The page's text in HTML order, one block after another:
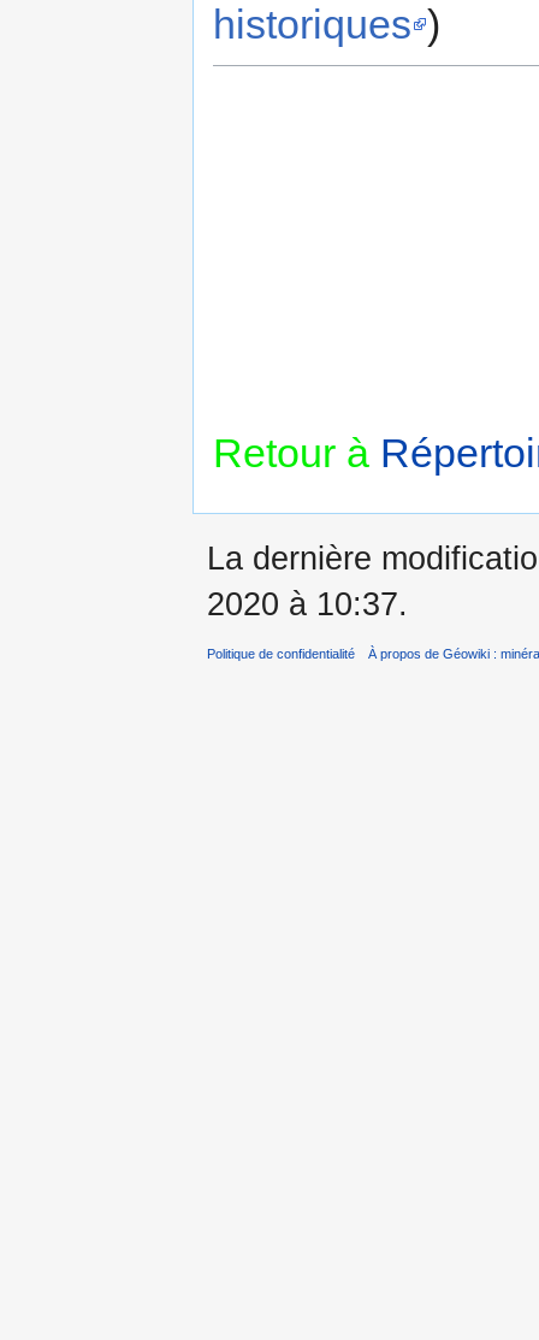
historiques )
Retour à
La dernière
2020 à 10:37.
Politique de confidentialité À propos de Géowiki :